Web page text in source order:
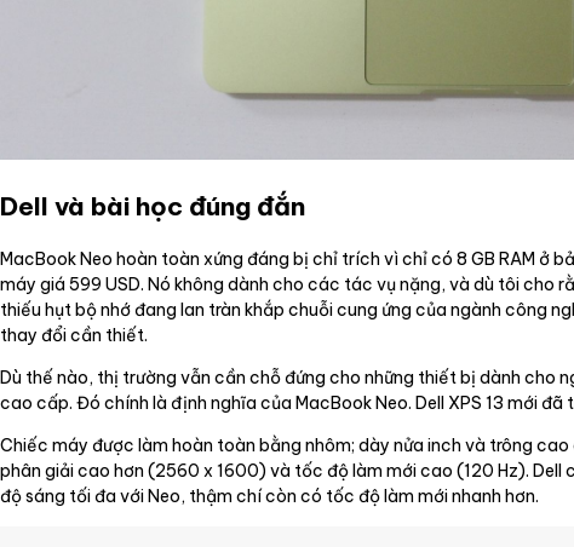
Dell và bài học đúng đắn
MacBook Neo hoàn toàn xứng đáng bị chỉ trích vì chỉ có 8 GB RAM ở
máy giá 599 USD. Nó không dành cho các tác vụ nặng, và dù tôi cho
thiếu hụt bộ nhớ đang lan tràn khắp chuỗi cung ứng của ngành công
thay đổi cần thiết.
Dù thế nào, thị trường vẫn cần chỗ đứng cho những thiết bị dành cho
cao cấp. Đó chính là định nghĩa của MacBook Neo. Dell XPS 13 mới
Chiếc máy được làm hoàn toàn bằng nhôm; dày nửa inch và trông
phân giải cao hơn (2560 x 1600) và tốc độ làm mới cao (120 Hz).
độ sáng tối đa với Neo, thậm chí còn có tốc độ làm mới nhanh hơn.